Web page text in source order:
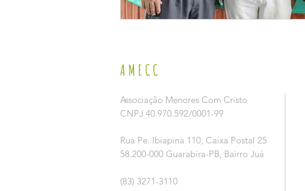
AMECC
Associação Menores Com Cristo
CNPJ 40.970.592/0001-99
Rua Pe. Ibiapina 110, Caixa Postal 25
58.200-000 Guarabira-PB, Bairro Juá
(83) 3271-3110